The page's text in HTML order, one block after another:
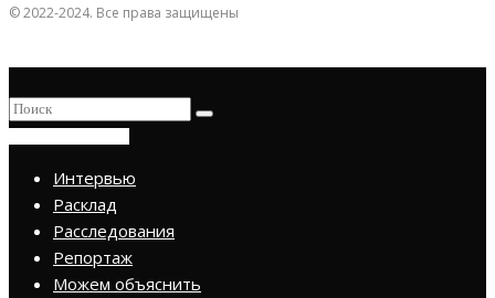
© 2022-2024. Все права защищены
Интервью
Расклад
Расследования
Репортаж
Можем объяснить